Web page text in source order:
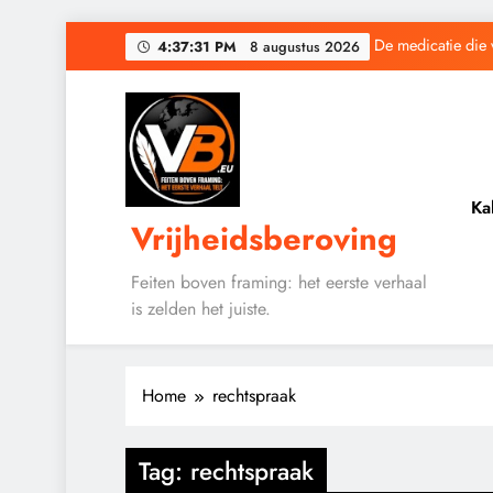
4:37:32 PM 8 augustus
2026
De medicatie
Baudet
De medicatie
Vrijheidsberoving
Feiten boven framing: het eerste verhaal
is zelden het juiste.
Home rechtspraak
Tag: rechtspraak